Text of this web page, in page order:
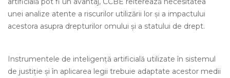
unei analize atente a riscurilor utilizării lor și a impactului
acestora asupra drepturilor omului și a statului de drept.
Instrumentele de inteligență artificială utilizate în sistemul
de justiție și în aplicarea legii trebuie adaptate acestor medii